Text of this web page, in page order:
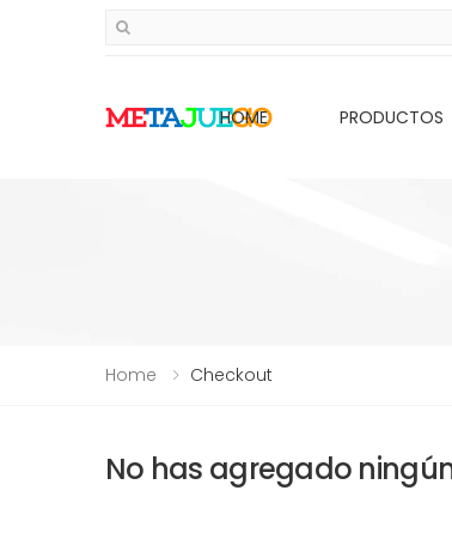
HOME PRODUCTOS
Home Checkout
No has agregado